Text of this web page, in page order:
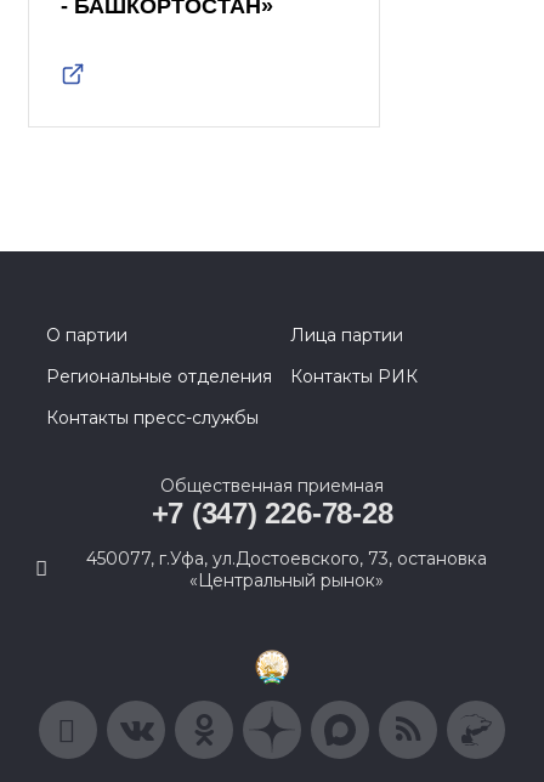
- БАШКОРТОСТАН»
О партии
Лица партии
Региональные отделения
Контакты РИК
Контакты пресс-службы
Общественная приемная
+7 (347) 226-78-28
450077, г.Уфа, ул.Достоевского, 73, остановка
«Центральный рынок»